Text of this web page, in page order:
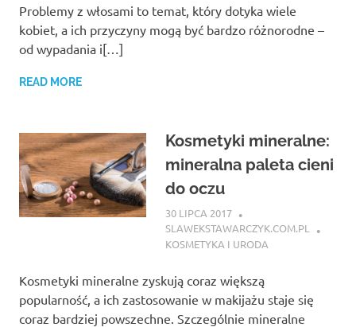
Problemy z włosami to temat, który dotyka wiele
kobiet, a ich przyczyny mogą być bardzo różnorodne –
od wypadania i[…]
READ MORE
Kosmetyki mineralne:
mineralna paleta cieni
do oczu
30 LIPCA 2017
SLAWEKSTAWARCZYK.COM.PL
KOSMETYKA I URODA
Kosmetyki mineralne zyskują coraz większą
popularność, a ich zastosowanie w makijażu staje się
coraz bardziej powszechne. Szczególnie mineralne